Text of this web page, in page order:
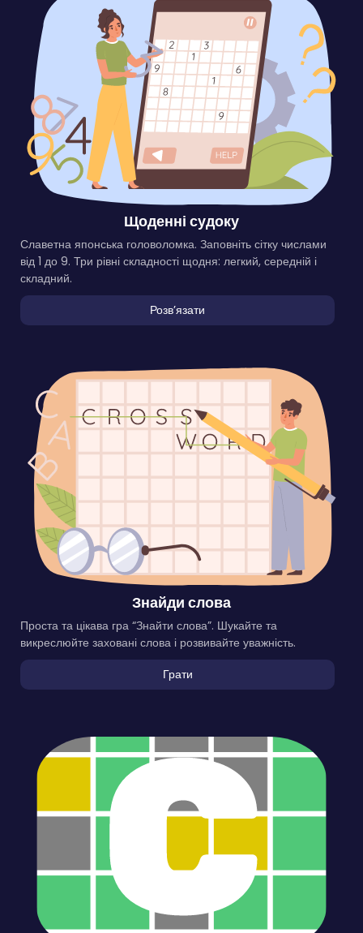
Щоденні судоку
Славетна японська головоломка. Заповніть сітку числами
від 1 до 9. Три рівні складності щодня: легкий, середній і
складний.
Розвʼязати
Знайди слова
Проста та цікава гра “Знайти слова”. Шукайте та
викреслюйте заховані слова і розвивайте уважність.
Грати